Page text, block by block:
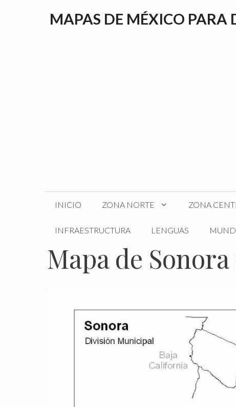
MAPAS DE MÉXICO PARA
INICIO ZONA NORTE ZONA
INFRAESTRUCTURA LENGUAS
Mapa de